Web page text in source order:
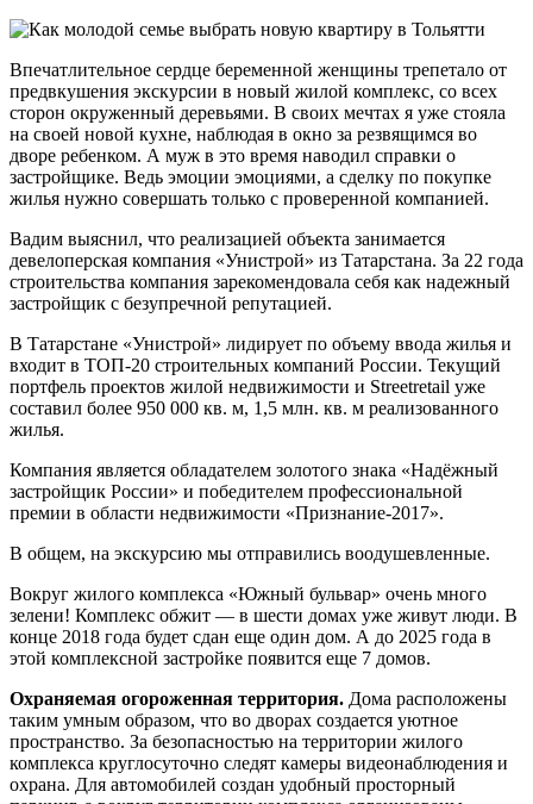
Впечатлительное сердце беременной женщины трепетало от
предвкушения экскурсии в новый жилой комплекс, со всех
сторон окруженный деревьями. В своих мечтах я уже стояла
на своей новой кухне, наблюдая в окно за резвящимся во
дворе ребенком. А муж в это время наводил справки о
застройщике. Ведь эмоции эмоциями, а сделку по покупке
жилья нужно совершать только с проверенной компанией.
Вадим выяснил, что реализацией объекта занимается
девелоперская компания «Унистрой» из Татарстана. За 22 года
строительства компания зарекомендовала себя как надежный
застройщик с безупречной репутацией.
В Татарстане «Унистрой» лидирует по объему ввода жилья и
входит в ТОП-20 строительных компаний России. Текущий
портфель проектов жилой недвижимости и Streetretail уже
составил более 950 000 кв. м, 1,5 млн. кв. м реализованного
жилья.
Компания является обладателем золотого знака «Надёжный
застройщик России» и победителем профессиональной
премии в области недвижимости «Признание-2017».
В общем, на экскурсию мы отправились воодушевленные.
Вокруг жилого комплекса «Южный бульвар» очень много
зелени! Комплекс обжит — в шести домах уже живут люди. В
конце 2018 года будет сдан еще один дом. А до 2025 года в
этой комплексной застройке появится еще 7 домов.
Охраняемая огороженная территория. Дома расположены
таким умным образом, что во дворах создается уютное
пространство. За безопасностью на территории жилого
комплекса круглосуточно следят камеры видеонаблюдения и
охрана. Для автомобилей создан удобный просторный